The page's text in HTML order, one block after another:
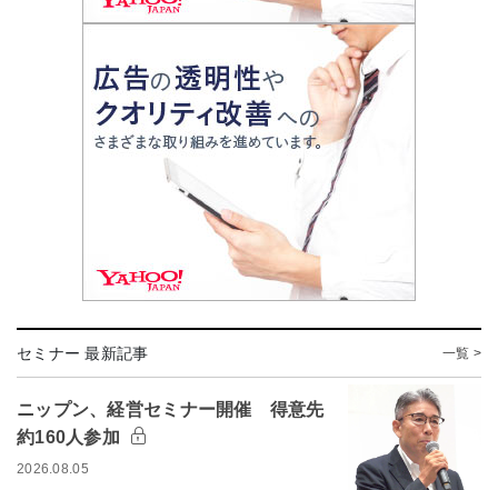
セミナー 最新記事 一覧 >
ニップン、経営セミナー開催 得意先
約160人参加
2026.08.05